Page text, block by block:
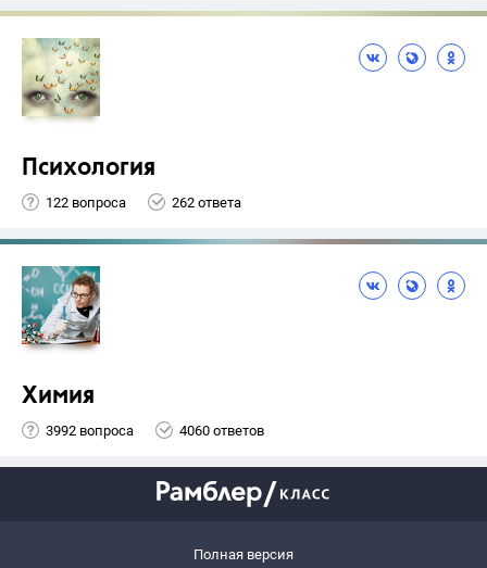
Психология
122 вопроса 262 ответа
Химия
3992 вопроса 4060 ответов
Полная версия